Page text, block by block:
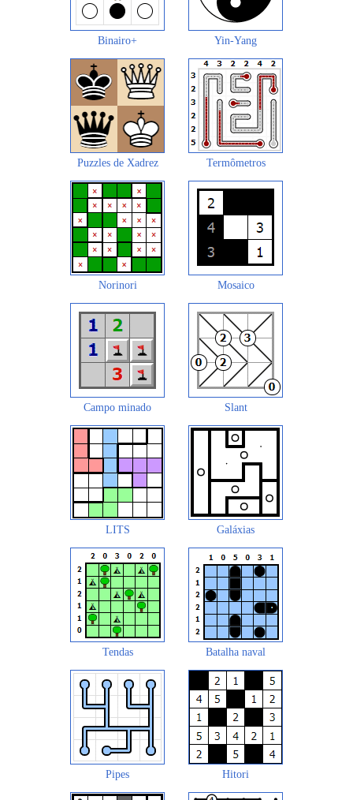
Binairo+ Yin-Yang
Puzzles de Xadrez Termômetros
Norinori Mosaico
Campo minado Slant
LITS Galáxias
Tendas Batalha naval
Pipes Hitori